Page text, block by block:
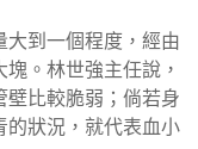
大到一個程度，經由
。林世強主任說，
壁比較脆弱；倘若身
的狀況，就代表血小